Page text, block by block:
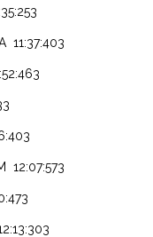
11:37:403
12:07:573